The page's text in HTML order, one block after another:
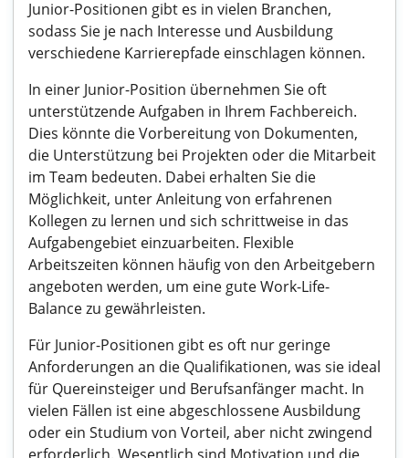
Junior-Positionen gibt es in vielen Branchen,
sodass Sie je nach Interesse und Ausbildung
verschiedene Karrierepfade einschlagen können.
In einer Junior-Position übernehmen Sie oft
unterstützende Aufgaben in Ihrem Fachbereich.
Dies könnte die Vorbereitung von Dokumenten,
die Unterstützung bei Projekten oder die Mitarbeit
im Team bedeuten. Dabei erhalten Sie die
Möglichkeit, unter Anleitung von erfahrenen
Kollegen zu lernen und sich schrittweise in das
Aufgabengebiet einzuarbeiten. Flexible
Arbeitszeiten können häufig von den Arbeitgebern
angeboten werden, um eine gute Work-Life-
Balance zu gewährleisten.
Für Junior-Positionen gibt es oft nur geringe
Anforderungen an die Qualifikationen, was sie ideal
für Quereinsteiger und Berufsanfänger macht. In
vielen Fällen ist eine abgeschlossene Ausbildung
oder ein Studium von Vorteil, aber nicht zwingend